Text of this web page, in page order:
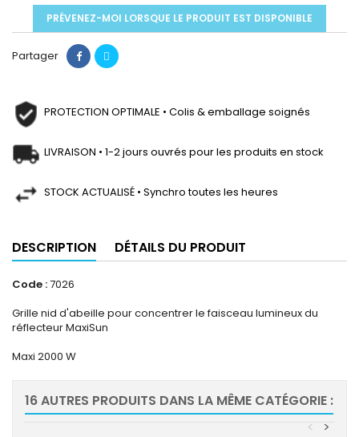
PRÉVENEZ-MOI LORSQUE LE PRODUIT EST DISPONIBLE
Partager
PROTECTION OPTIMALE • Colis & emballage soignés
LIVRAISON • 1-2 jours ouvrés pour les produits en stock
STOCK ACTUALISÉ • Synchro toutes les heures
DESCRIPTION DÉTAILS DU PRODUIT
Code :7026
Grille nid d'abeille pour concentrer le faisceau lumineux du
réflecteur MaxiSun
Maxi 2000 W
16 AUTRES PRODUITS DANS LA MÊME CATÉGORIE :
>
<